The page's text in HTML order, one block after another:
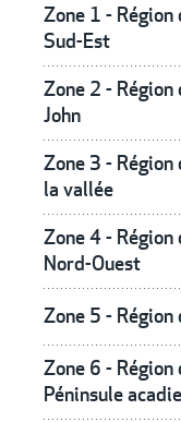
Zone 1 -
Sud-Est
Zone 2 -
John
Zone 3 -
la vallée
Zone 4 -
Nord-Ouest
Zone 5 - Région
Zone 6 -
Péninsule